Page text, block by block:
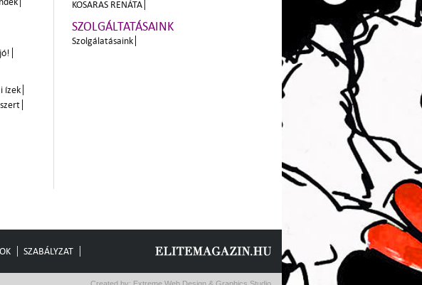
ízek
KOSARAS RENÁTA
SZOLGÁLTATÁSAINK
Szolgálatásaink
SZABÁLYZAT